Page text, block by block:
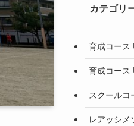
カテゴリ
育成コース
育成コース
スクールコ
レアッシメ